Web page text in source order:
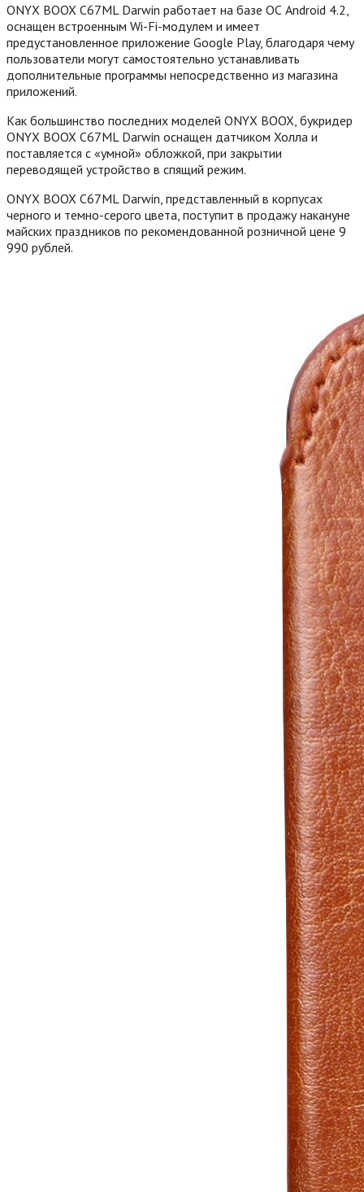
ONYX BOOX C67ML Darwin работает на базе ОС Android 4.2,
оснащен встроенным Wi-Fi-модулем и имеет
предустановленное приложение Google Play, благодаря чему
пользователи могут самостоятельно устанавливать
дополнительные программы непосредственно из магазина
приложений.
Как большинство последних моделей ONYX BOOX, букридер
ONYX BOOX C67ML Darwin оснащен датчиком Холла и
поставляется с «умной» обложкой, при закрытии
переводящей устройство в спящий режим.
ONYX BOOX C67ML Darwin, представленный в корпусах
черного и темно-серого цвета, поступит в продажу накануне
майских праздников по рекомендованной розничной цене 9
990 рублей.